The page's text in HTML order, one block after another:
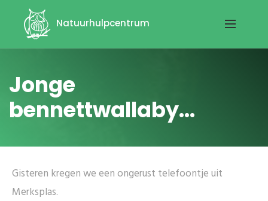
Natuurhulpcentrum
Jonge
bennettwallaby...
Gisteren kregen we een ongerust telefoontje uit
Merksplas.